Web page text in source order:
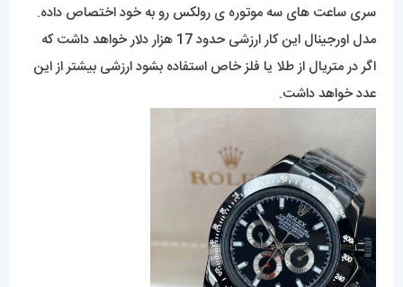
سری ساعت های سه موتوره ی رولکس رو به خود اختصاص داده.
مدل اورجینال این کار ارزشی حدود 17 هزار دلار خواهد داشت که
اگر در متریال از طلا یا فلز خاص استفاده بشود ارزشی بیشتر از این
عدد خواهد داشت.